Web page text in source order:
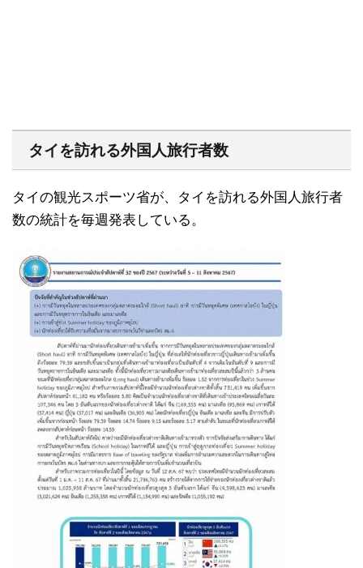
タイを訪れる外国人旅行者数
タイの観光スポーツ省が、タイを訪れる外国人旅行者
数の統計を毎週発表している。